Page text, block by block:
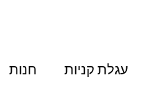
עגלת קניות חנות